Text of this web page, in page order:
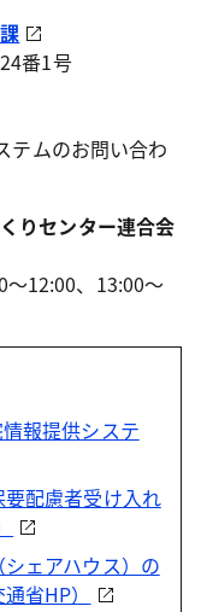
番1号
テムのお問い合わ
りセンター連合会
12:00、13:00～
情報提供システ
要配慮者受け入れ
シェアハウス）の
省HP）